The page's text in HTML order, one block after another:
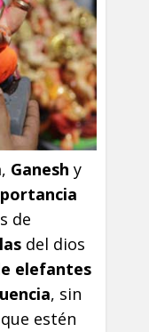
, Ganesh y
de
del dios
elefantes
, sin
estén